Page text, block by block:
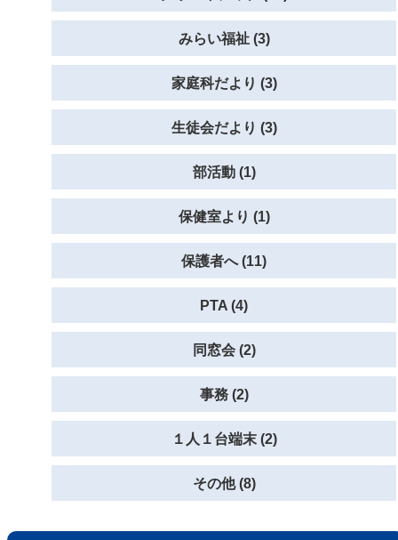
みらい福祉 (3)
家庭科だより (3)
生徒会だより (3)
部活動 (1)
保健室より (1)
保護者へ (11)
PTA (4)
同窓会 (2)
事務 (2)
１人１台端末 (2)
その他 (8)